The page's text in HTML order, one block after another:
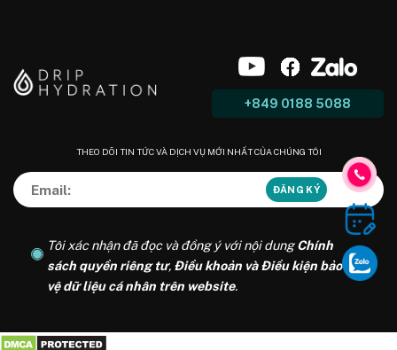
+849 0188 5088
THEO DÕI TIN TỨC VÀ DỊCH VỤ MỚI NHẤT CỦA CHÚNG TÔI
Tôi xác nhận đã đọc và đồng ý với nội dungChính
sách quyền riêng tư, Điều khoản và Điều kiện bảo
vệ dữ liệu cá nhân trên website.